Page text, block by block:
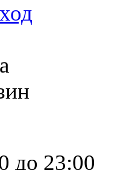
до 23:00